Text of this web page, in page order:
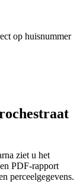
op huisnummer
ziet u het
PDF-rapport
perceelgegevens.